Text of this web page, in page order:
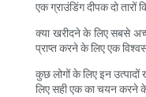
एक ग्राउंडिंग दीपक दो
क्या खरीदने के लिए सबसे
प्राप्त करने के लिए एक
कुछ लोगों के लिए इन
लिए सही एक का चयन करने